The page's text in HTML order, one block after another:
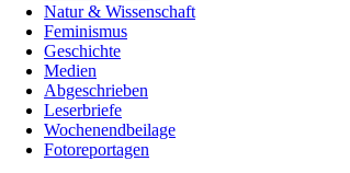
Natur & Wissenschaft
Feminismus
Geschichte
Medien
Abgeschrieben
Leserbriefe
Wochenendbeilage
Fotoreportagen